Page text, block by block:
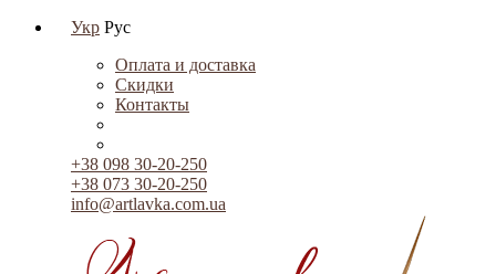
Укр Рус
Оплата и доставка
Скидки
Контакты
+38 098 30-20-250
+38 073 30-20-250
info@artlavka.com.ua